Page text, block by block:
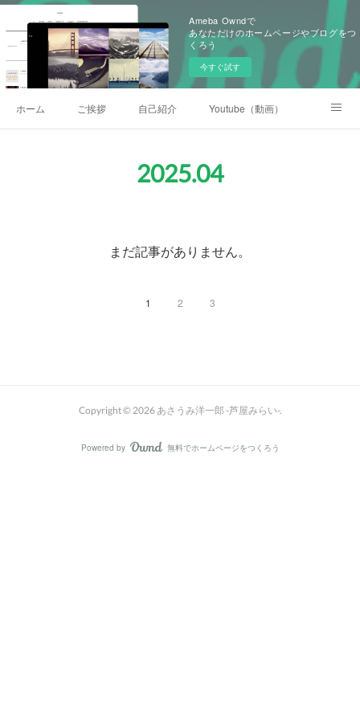
Ameba Owndで
あなただけのホームページやブログをつ
くろう
今すぐ試す
ホーム ご挨拶 自己紹介 Youtube（動画）
2025.04
まだ記事がありません。
1 2 3
Copyright © 2026あさうみ洋一郎 -芦屋みらい-.
Powered by AmebaOwnd
無料でホームページをつくろう